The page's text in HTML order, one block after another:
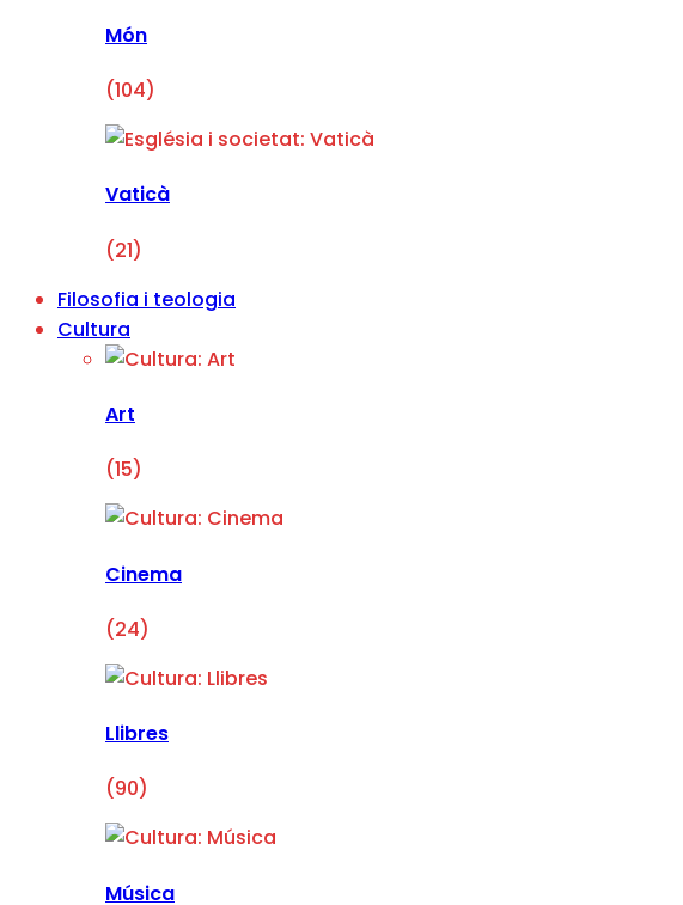
Món
(104)
Vaticà
(21)
Filosofia i teologia
Cultura
Art
(15)
Cinema
(24)
Llibres
(90)
Música